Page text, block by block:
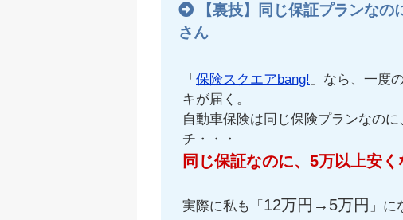
【裏技】同じ保証プランな
さん
「 保険スクエアbang! 」なら、一度
キが届く。
自動車保険は同じ保険プランなの
チ・・・
同じ保証なのに、5万以上安く
実際に私も「 12万円→5万円 」に